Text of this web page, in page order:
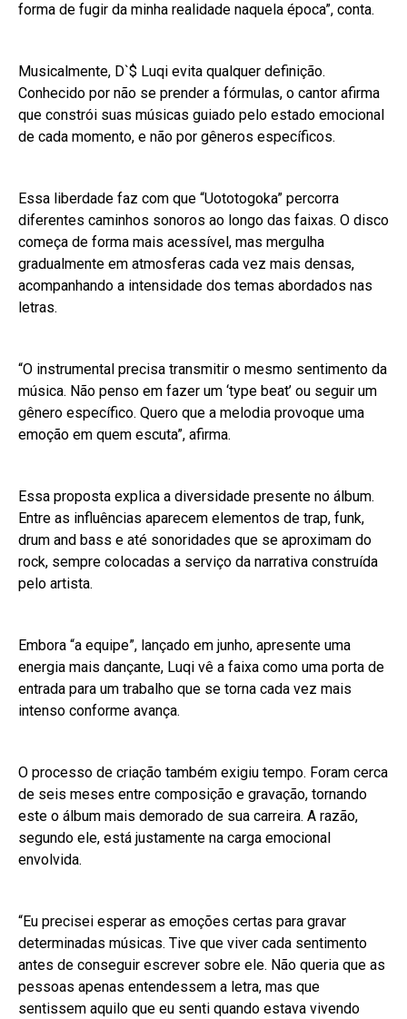
forma de fugir da minha realidade naquela época”, conta.
Musicalmente, D`$ Luqi evita qualquer definição.
Conhecido por não se prender a fórmulas, o cantor afirma
que constrói suas músicas guiado pelo estado emocional
de cada momento, e não por gêneros específicos.
Essa liberdade faz com que “Uototogoka” percorra
diferentes caminhos sonoros ao longo das faixas. O disco
começa de forma mais acessível, mas mergulha
gradualmente em atmosferas cada vez mais densas,
acompanhando a intensidade dos temas abordados nas
letras.
“O instrumental precisa transmitir o mesmo sentimento da
música. Não penso em fazer um ‘type beat’ ou seguir um
gênero específico. Quero que a melodia provoque uma
emoção em quem escuta”, afirma.
Essa proposta explica a diversidade presente no álbum.
Entre as influências aparecem elementos de trap, funk,
drum and bass e até sonoridades que se aproximam do
rock, sempre colocadas a serviço da narrativa construída
pelo artista.
Embora “a equipe”, lançado em junho, apresente uma
energia mais dançante, Luqi vê a faixa como uma porta de
entrada para um trabalho que se torna cada vez mais
intenso conforme avança.
O processo de criação também exigiu tempo. Foram cerca
de seis meses entre composição e gravação, tornando
este o álbum mais demorado de sua carreira. A razão,
segundo ele, está justamente na carga emocional
envolvida.
“Eu precisei esperar as emoções certas para gravar
determinadas músicas. Tive que viver cada sentimento
antes de conseguir escrever sobre ele. Não queria que as
pessoas apenas entendessem a letra, mas que
sentissem aquilo que eu senti quando estava vivendo